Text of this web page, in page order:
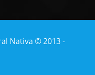
Nativa © 2013 -